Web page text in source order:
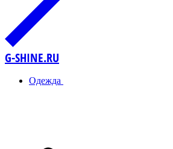
G-SHINE.RU
Одежда